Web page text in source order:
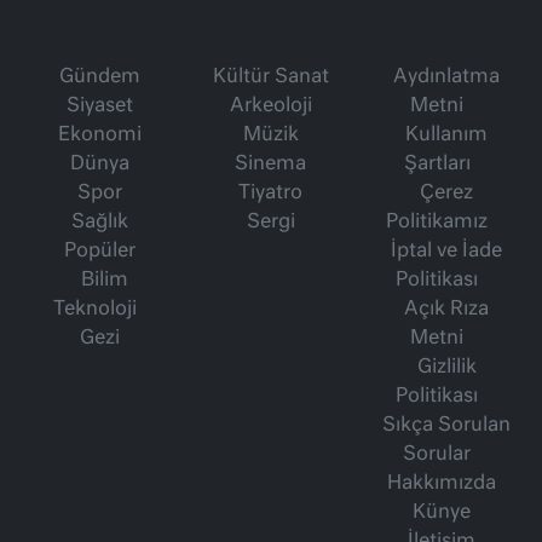
Gündem
Siyaset
Ekonomi
Dünya
Spor
Sağlık
Popüler
Bilim
Teknoloji
Gezi
Kültür Sanat
Arkeoloji
Müzik
Sinema
Tiyatro
Sergi
Aydınlatma
Metni
Kullanım
Şartları
Çerez
Politikamız
İptal ve İade
Politikası
Açık Rıza
Metni
Gizlilik
Politikası
Sıkça Sorulan
Sorular
Hakkımızda
Künye